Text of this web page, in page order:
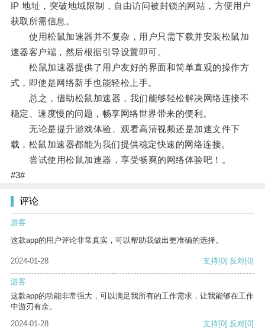
IP 地址，突破地域限制，自由访问被封锁的网站，方便用户
获取所需信息。
使用松鼠加速器并不复杂，用户只需下载并安装松鼠加
速器客户端，然后根据引导设置即可。
松鼠加速器提供了用户友好的界面和简单直观的操作方
式，即使是网络新手也能轻松上手。
总之，借助松鼠加速器，我们能够轻松解决网络连接不
稳定、速度慢的问题，畅享网络世界带来的便利。
无论是提升游戏体验、观看高清视频还是加速文件下
载，松鼠加速器都能为我们提供稳定快速的网络连接。
尝试使用松鼠加速器，享受畅爽的网络体验吧！。
#3#
评论
游客
这款app的用户评论非常真实，可以帮助我做出更准确的选择。
2024-01-28 支持[0] 反对[0]
游客
这款app的功能非常强大，可以满足我所有的工作需求，让我能够在工作
中游刃有余。
2024-01-28
支持[0] 反对[0]